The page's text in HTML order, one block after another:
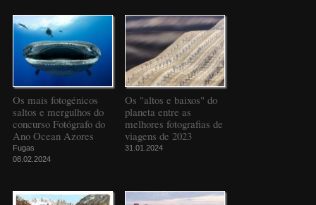
Os mais fotogénicos
saltos e mergulhos do
concurso Fotógrafo do
Ano Ocean Azores
Fugas
08.02.2024
Os "altos e baixos" do
planeta entre as
melhores fotografias de
viagens de 2023
31.01.2024